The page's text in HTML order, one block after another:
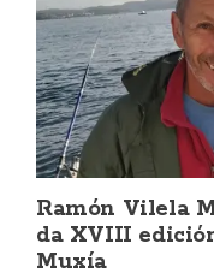
Ramón Vilela
da XVIII
Muxía